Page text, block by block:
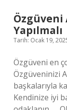
Özgüveni
Yapılmalı
Tarih: Ocak 19,
Özgüveni en
Özgüveninizi
başkalarıyla
Kendinize iyi